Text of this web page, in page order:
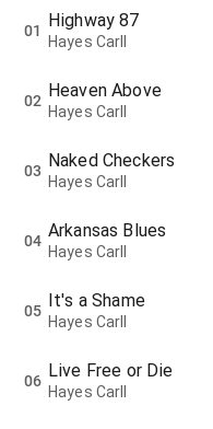
01 Highway 87
Hayes Carll
02 Heaven Above
Hayes Carll
03 Naked Checkers
Hayes Carll
04 Arkansas Blues
Hayes Carll
05 It's a Shame
Hayes Carll
06 Live Free or Die
Hayes Carll